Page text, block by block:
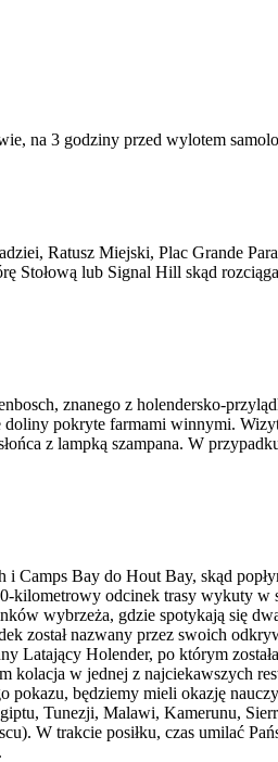
na 3 godziny przed wylotem
Ratusz Miejski, Plac Grande
Stołową lub Signal Hill skąd
znanego z holendersko-
pokryte farmami winnymi.
z lampką szampana. W
Bay do Hout Bay, skąd
kilometrowy odcinek trasy wykuty
wybrzeża, gdzie spotykają się
został nazwany przez swoich
Latający Holender, po którym
w jednej z najciekawszych
będziemy mieli okazję
Tunezji, Malawi, Kamerunu,
W trakcie posiłku, czas umilać